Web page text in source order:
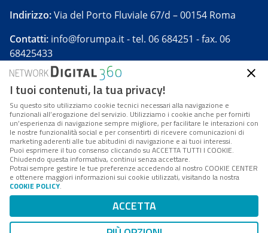
Indirizzo:Via del Porto Fluviale 67/d – 00154 Roma
Contatti: info@forumpa.it- tel. 06 684251 - fax. 06
68425433
Forumpa.itè una pubblicazione telematica iscritta
presso Registro della stampa del Tribunale di Roma -
Reg. n. 182 del 2 maggio 2008 - Direttore resp. Michela
Stentella
FPA s.r.l. è società soggetta a Direzione e
Coordinamento da parte di Digital360 S.p.A. - FPA s.r.l.
è un'azienda certificata per il sistema di management
Codice Fiscale/Partita IVA n. 10693191008 - R.E.A. Roma
n. 1249791. ISP AWS
I tuoi contenuti, la tua privacy!
Su questo sito utilizziamo cookie tecnici necessari alla navigazione e
funzionali all’erogazione del servizio. Utilizziamo i cookie anche per fornirti
un’esperienza di navigazione sempre migliore, per facilitare le interazioni con
le nostre funzionalità social e per consentirti di ricevere comunicazioni di
marketing aderenti alle tue abitudini di navigazione e ai tuoi interessi.
Puoi esprimere il tuo consenso cliccando su ACCETTA TUTTI I COOKIE.
Chiudendo questa informativa, continui senza accettare.
Potrai sempre gestire le tue preferenze accedendo al nostro COOKIE CENTER
e ottenere maggiori informazioni sui cookie utilizzati, visitando la nostra
COOKIE POLICY.
ACCETTA